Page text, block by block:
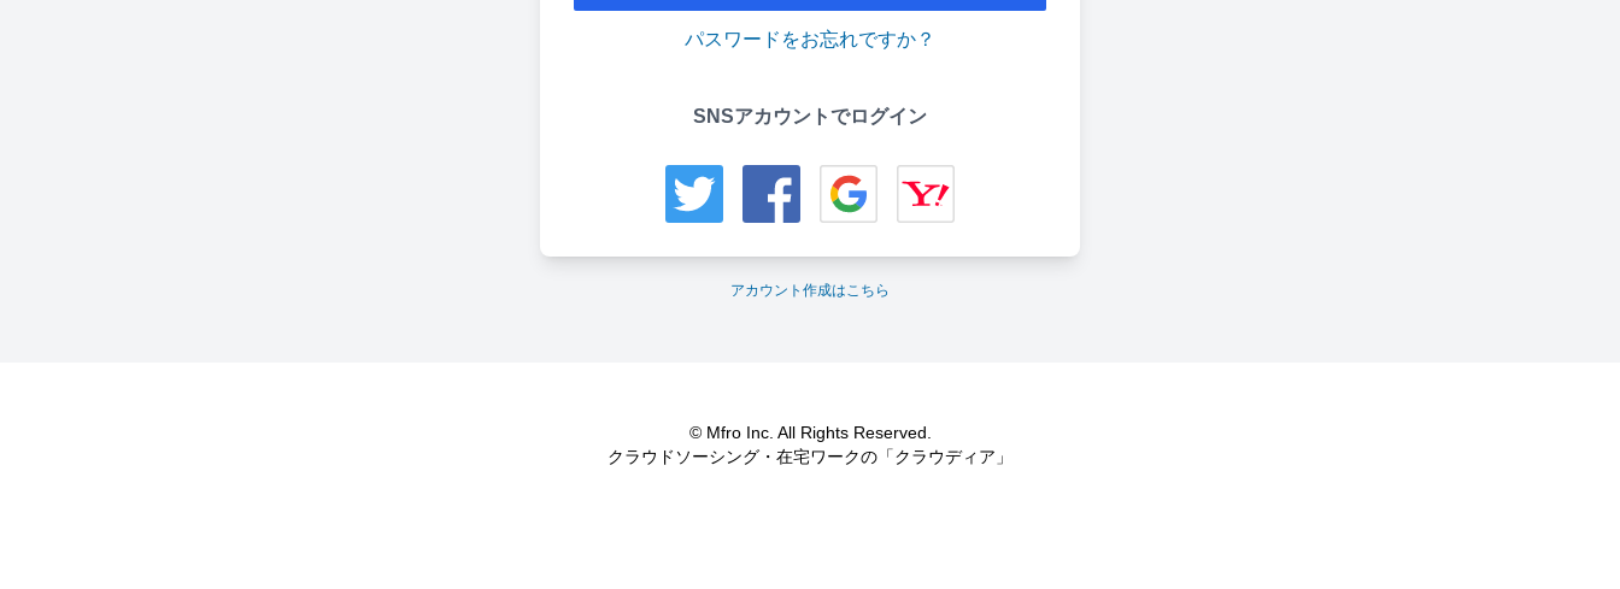
パスワードをお忘れですか？
SNSアカウントでログイン
アカウント作成はこちら
© Mfro Inc. All Rights Reserved.
クラウドソーシング・在宅ワークの「クラウディア」